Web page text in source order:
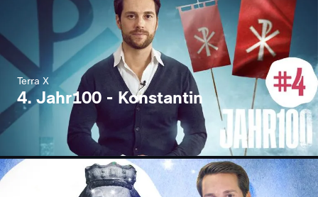
Terra X
4. Jahr100 - Konstantin